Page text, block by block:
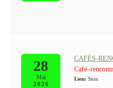
28
Mai
2026
CAFÉS-
Lieu: Sion